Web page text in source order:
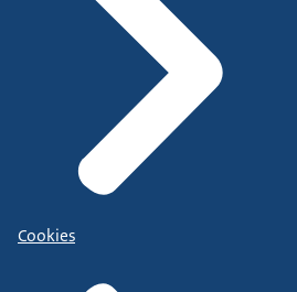
Cookies